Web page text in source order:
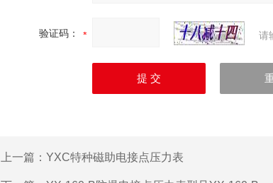
验证码： 请
上一篇： YXC特种磁助电接点压力表